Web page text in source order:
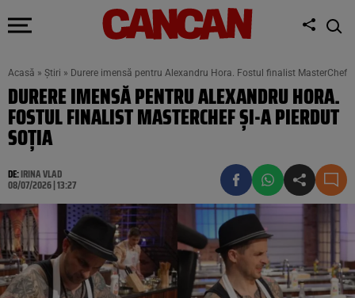
Acasă » Știri » Durere imensă pentru Alexandru Hora. Fostul finalist MasterChef
DURERE IMENSĂ PENTRU ALEXANDRU HORA.
FOSTUL FINALIST MASTERCHEF ȘI-A PIERDUT
SOȚIA
DE:IRINA VLAD
08/07/2026 | 13:27